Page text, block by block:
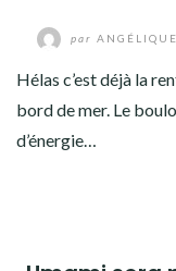
par ANGÉLIQUE
Hélas c’est déjà la
bord de mer. Le
d’énergie…